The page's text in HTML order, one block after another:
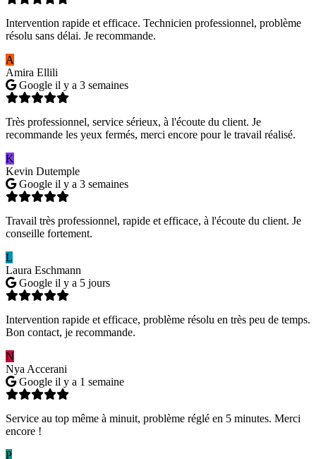
Intervention rapide et efficace. Technicien professionnel, problème
résolu sans délai. Je recommande.
A
Amira Ellili
Google il y a 3 semaines
Très professionnel, service sérieux, à l'écoute du client. Je
recommande les yeux fermés, merci encore pour le travail réalisé.
K
Kevin Dutemple
Google il y a 3 semaines
Travail très professionnel, rapide et efficace, à l'écoute du client. Je
conseille fortement.
L
Laura Eschmann
Google il y a 5 jours
Intervention rapide et efficace, problème résolu en très peu de temps.
Bon contact, je recommande.
N
Nya Accerani
Google il y a 1 semaine
Service au top même à minuit, problème réglé en 5 minutes. Merci
encore !
P